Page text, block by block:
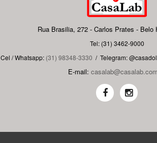
Rua Brasilia, 272 - Carlos Prates - Belo
Tel: (31) 3462-9000
Cel / Whatsapp: (31) 98348-3330 / Telegram:
E-mail: